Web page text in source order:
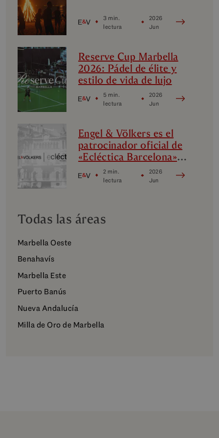
3 min.
lectura
2026
Jun
Reserve Cup Marbella
2026: Pádel de élite y
estilo de vida de lujo
5 min.
lectura
2026
Jun
Engel & Völkers es el
patrocinador oficial de
«Ecléctica Barcelona»:
diseño, vanguardia y
cultura
2 min.
lectura
2026
Jun
Todas las áreas
Marbella Oeste
Benahavís
Marbella Este
Puerto Banús
Nueva Andalucía
Milla de Oro de Marbella